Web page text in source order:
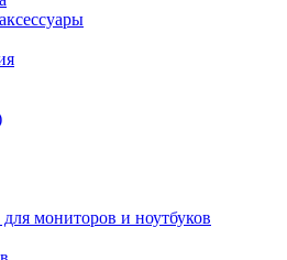
мониторов и ноутбуков